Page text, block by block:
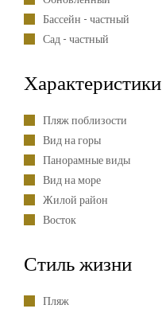
Бассейн - частный
Сад - частный
Характеристики
Пляж поблизости
Вид на горы
Панорамные виды
Вид на море
Жилой район
Восток
Стиль жизни
Пляж